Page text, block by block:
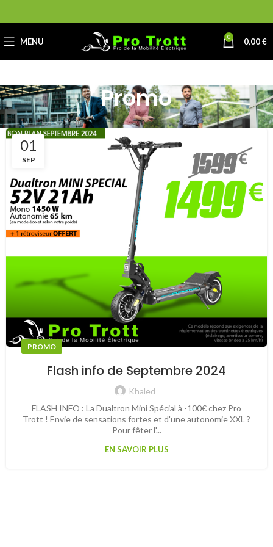
MENU 0 0,00€
Promo
01
SEP
PROMO
Flash info de Septembre 2024
Khaled
FLASH INFO : La Dualtron Mini Spécial à -100€ chez Pro
Trott ! Envie de sensations fortes et d'une autonomie XXL ?
Pour fêter l'...
EN SAVOIR PLUS